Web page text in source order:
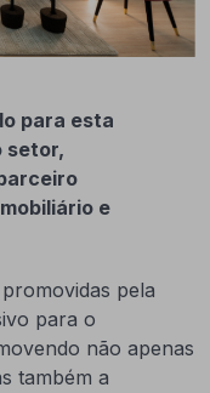
para esta
setor,
e
pela
para o
não apenas
também a